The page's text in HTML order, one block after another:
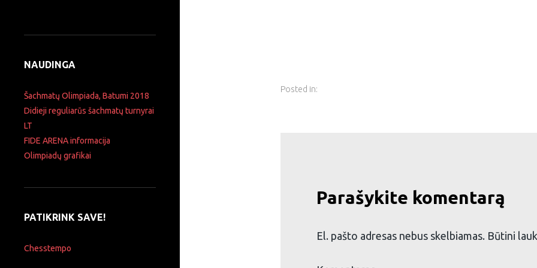
Posted in:
Parašykite komentarą
El. pašto adresas nebus skelbiamas. Būtini
NAUDINGA
Šachmatų Olimpiada, Batumi 2018
Didieji reguliarūs šachmatų turnyrai
LT
FIDE ARENA informacija
Olimpiadų grafikai
PATIKRINK SAVE!
Chesstempo